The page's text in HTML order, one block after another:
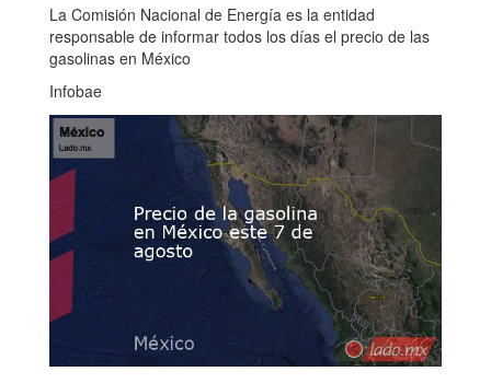
La Comisión Nacional de Energía es la entidad
responsable de informar todos los días el precio de las
gasolinas en México
Infobae